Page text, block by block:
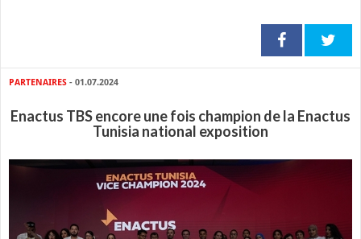
PARTENAIRES - 01.07.2024
Enactus TBS encore une fois champion de la Enactus
Tunisia national exposition